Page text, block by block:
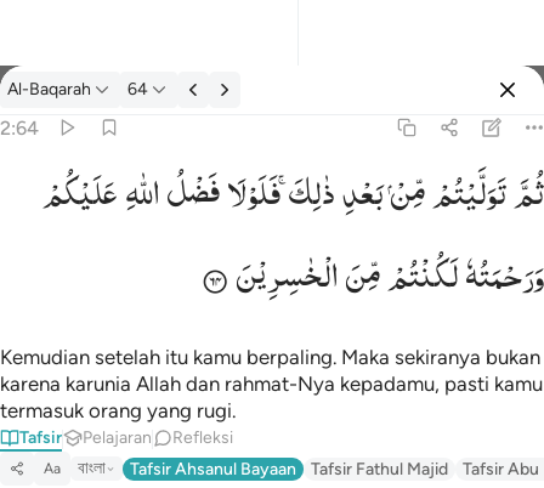
tafsir: Al-Baqarah 2:64
Al-Baqarah 64
2:64
من بعد ذالك فلولا فضل الله عليكم ورحمته لكنتم من الخاسرين ٦٤
فَضْلُ ٱللَّهِ عَلَيْكُمْ وَرَحْمَتُهُۥ لَكُنتُم مِّنَ ٱلْخَـٰسِرِينَ ٦٤
ثُمَّتَوَلَّیْتُمْمِّنْبَعْدِذٰلِكَ ۚفَلَوْلَافَضْلُاللّٰهِعَلَیْكُمْ
وَرَحْمَتُهٗلَكُنْتُمْمِّنَالْخٰسِرِیْنَ
Kemudian setelah itu kamu berpaling. Maka sekiranya bukan
karena karunia Allah dan rahmat-Nya kepadamu, pasti kamu
termasuk orang yang rugi.
Tafsir Pelajaran Refleksi
Aa বাংলা Tafsir Ahsanul Bayaan Tafsir Fathul Majid Tafsir Abu